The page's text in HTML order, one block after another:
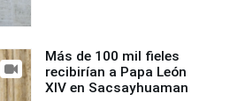
Más de 100 mil fieles
recibirían a Papa León
XIV en Sacsayhuaman